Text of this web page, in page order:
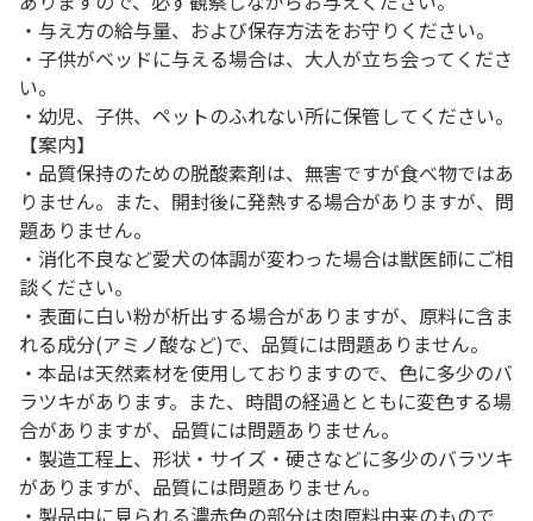
・与え方の給与量、および保存方法をお守りください。
・子供がベッドに与える場合は、大人が立ち会ってくださ
い。
・幼児、子供、ペットのふれない所に保管してください。
【案内】
・品質保持のための脱酸素剤は、無害ですが食べ物ではあ
りません。また、開封後に発熱する場合がありますが、問
題ありません。
・消化不良など愛犬の体調が変わった場合は獣医師にご相
談ください。
・表面に白い粉が析出する場合がありますが、原料に含ま
れる成分(アミノ酸など)で、品質には問題ありません。
・本品は天然素材を使用しておりますので、色に多少のバ
ラツキがあります。また、時間の経過とともに変色する場
合がありますが、品質には問題ありません。
・製造工程上、形状・サイズ・硬さなどに多少のバラツキ
がありますが、品質には問題ありません。
・製品中に見られる濃赤色の部分は肉原料由来のもので